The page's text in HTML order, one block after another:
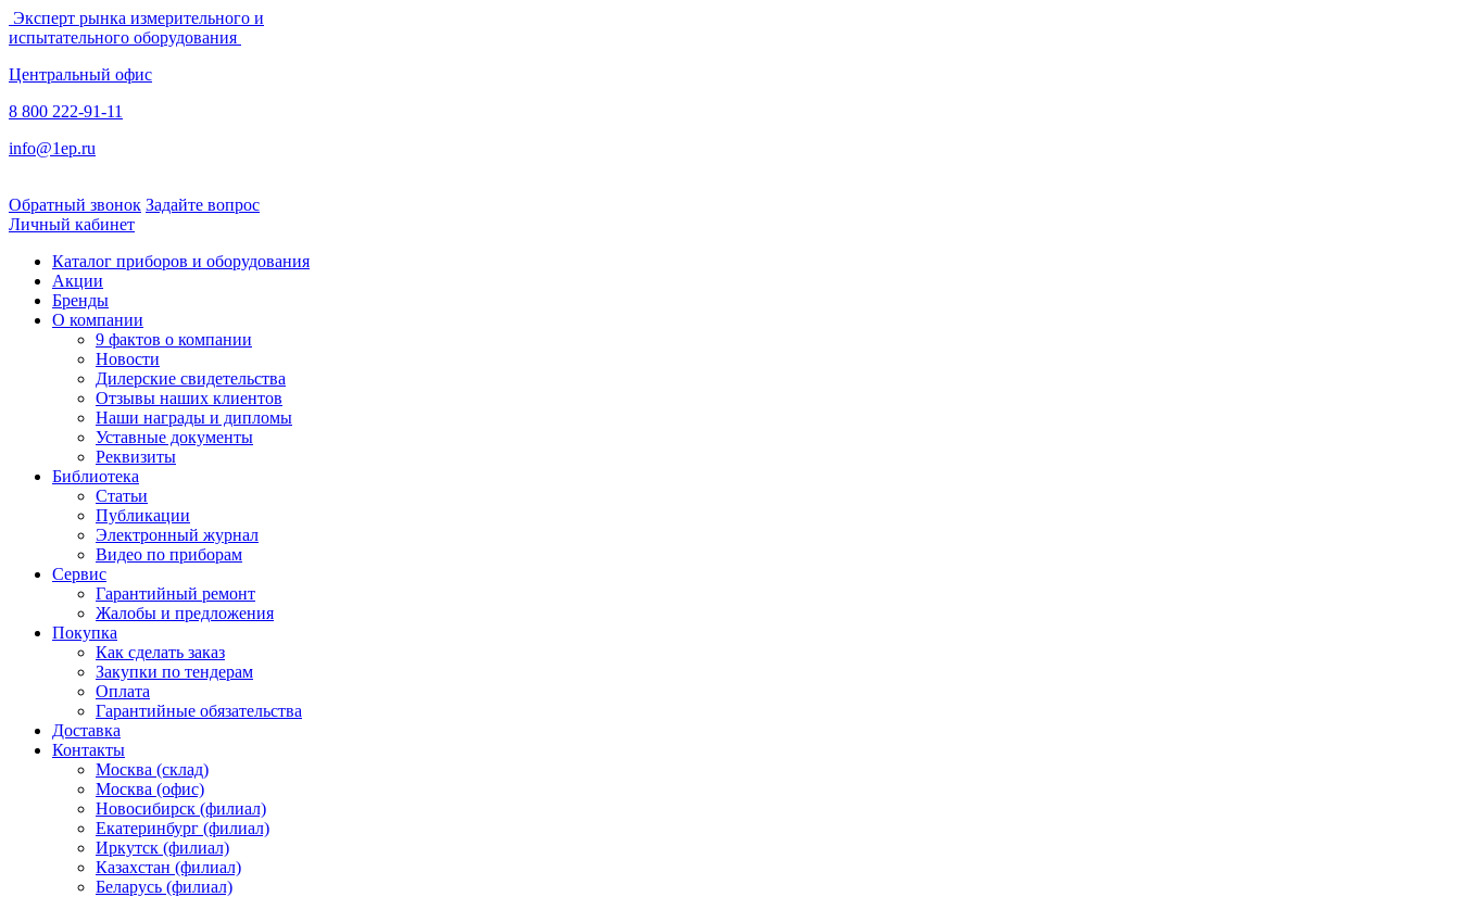
Эксперт рынка измерительного и
испытательного оборудования
Центральный офис
8 800 222-91-11
info@1ep.ru
Обратный звонок Задайте вопрос
Личный кабинет
Каталог приборов и оборудования
Акции
Бренды
О компании
9 фактов о компании
Новости
Дилерские свидетельства
Отзывы наших клиентов
Наши награды и дипломы
Уставные документы
Реквизиты
Библиотека
Статьи
Публикации
Электронный журнал
Видео по приборам
Сервис
Гарантийный ремонт
Жалобы и предложения
Покупка
Как сделать заказ
Закупки по тендерам
Оплата
Гарантийные обязательства
Доставка
Контакты
Москва (склад)
Москва (офис)
Новосибирск (филиал)
Екатеринбург (филиал)
Иркутск (филиал)
Казахстан (филиал)
Беларусь (филиал)